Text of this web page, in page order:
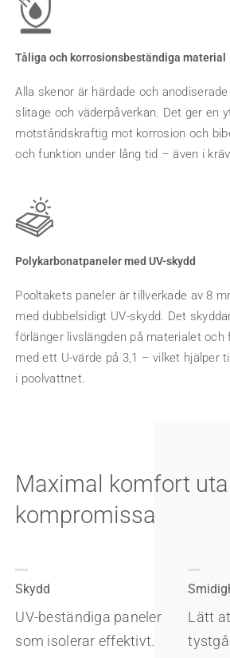
Tåliga och korrosionsbeständiga material
Alla skenor är härdade och
slitage och väderpåverkan. Det ger en
motståndskraftig mot korrosion och
och funktion under lång tid – även i
Polykarbonatpaneler med UV-skydd
Pooltakets paneler är tillverkade av 8
med dubbelsidigt UV-skydd. Det
förlänger livslängden på materialet och
med ett U-värde på 3,1 – vilket hjälper
i poolvattnet.
Maximal komfort
kompromissa
Skydd
UV-beständiga paneler
som isolerar effektivt.
Lätt